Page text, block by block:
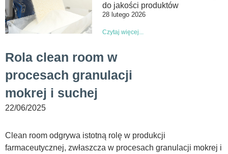
do jakości produktów
28 lutego 2026
Czytaj więcej...
Rola clean room w
procesach granulacji
mokrej i suchej
22/06/2025
Clean room odgrywa istotną rolę w produkcji
farmaceutycznej, zwłaszcza w procesach granulacji mokrej i